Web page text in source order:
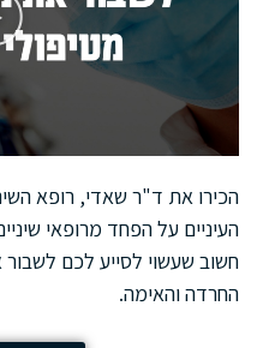
הכירו את ד"ר שאדי, רופא
העיניים על הפחד מרופאי
חשוב שעשוי לסייע לכם
החרדה והאימה.